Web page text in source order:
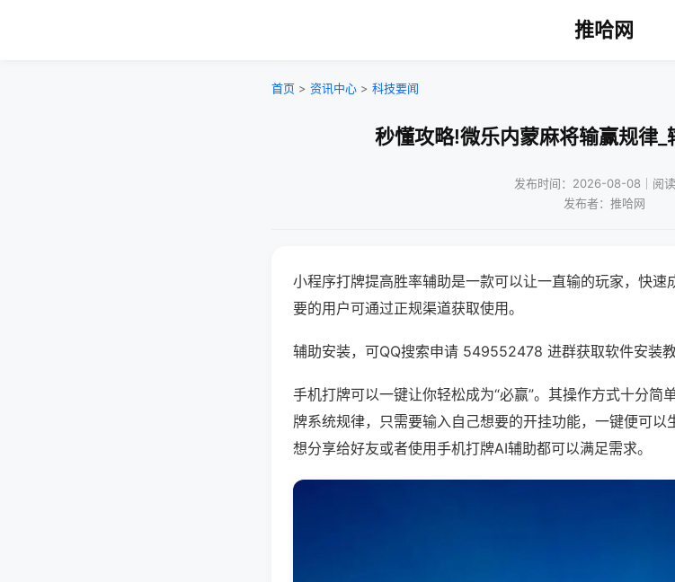
推哈网
首页 > 资讯中心 > 科技要闻
秒懂攻略!微乐内蒙麻将输赢规律
发布时间：2026-08-08｜阅
发布者：推哈网
小程序打牌提高胜率辅助是一款可以让一直输的玩家，快速
要的用户可通过正规渠道获取使用。
辅助安装，可QQ搜索申请 549552478 进群获取软件安装
手机打牌可以一键让你轻松成为“必赢”。其操作方式十分简
牌系统规律，只需要输入自己想要的开挂功能，一键便可
想分享给好友或者使用手机打牌AI辅助都可以满足需求。